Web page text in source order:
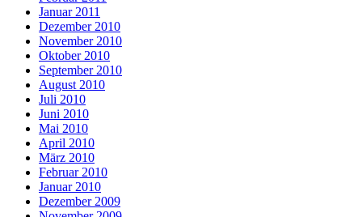
Januar 2011
Dezember 2010
November 2010
Oktober 2010
September 2010
August 2010
Juli 2010
Juni 2010
Mai 2010
April 2010
März 2010
Februar 2010
Januar 2010
Dezember 2009